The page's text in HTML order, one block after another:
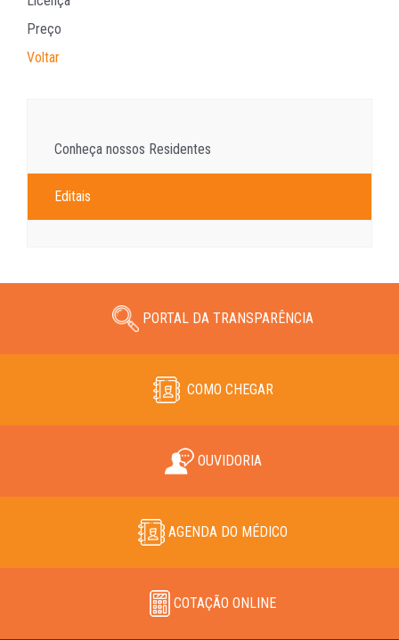
Preço
Voltar
Conheça nossos Residentes
Editais
PORTAL DA TRANSPARÊNCIA
COMO CHEGAR
OUVIDORIA
AGENDA DO MÉDICO
COTAÇÃO ONLINE